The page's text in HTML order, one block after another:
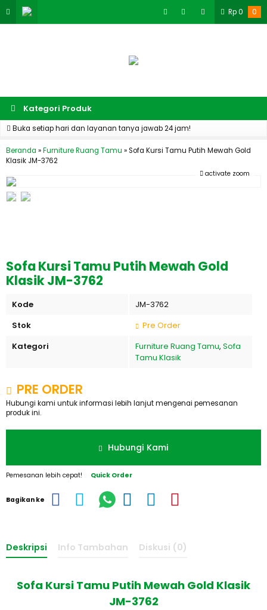
Rp0 0
Kategori Produk
Buka setiap hari dan layanan tanya jawab 24 jam!
Beranda »Furniture Ruang Tamu »Sofa Kursi Tamu Putih Mewah Gold
Klasik JM-3762
activate zoom
Sofa Kursi Tamu Putih Mewah Gold
Klasik JM-3762
Kode
JM-3762
Stok
Pre Order
Kategori
Furniture Ruang Tamu, Sofa
Tamu Klasik
PRE ORDER
Hubungi kami untuk informasi lebih lanjut mengenai pemesanan
produk ini.
Hubungi Kami
Pemesanan lebih cepat! Quick Order
Bagikan ke
Deskripsi Info Tambahan Diskusi (0)
Sofa Kursi Tamu Putih Mewah Gold Klasik
JM-3762